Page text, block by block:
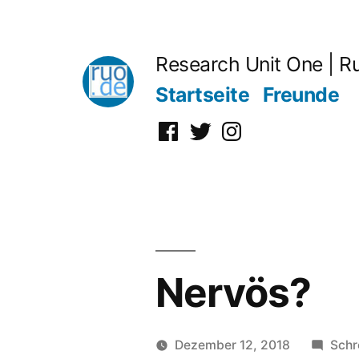
Research Unit One |
Startseite Freunde
Facebook
TwitterInstagram
Nervös?
Dezember 12, 2018